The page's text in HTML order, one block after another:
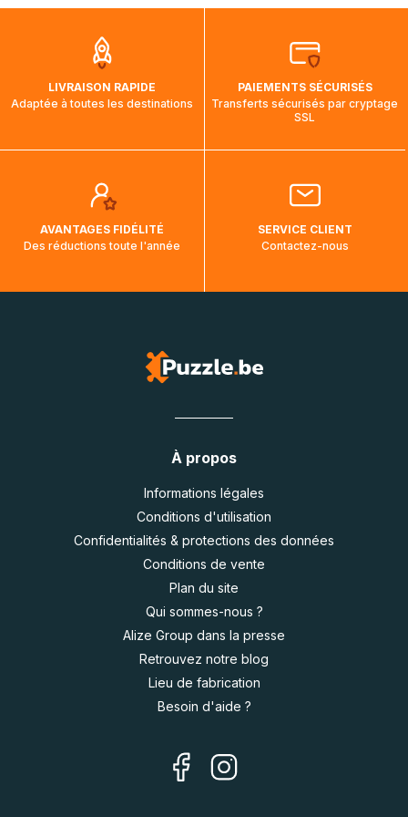
aura touché terre.
LIVRAISON RAPIDE
Adaptée à toutes les destinations
PAIEMENTS SÉCURISÉS
Transferts sécurisés par cryptage
SSL
AVANTAGES FIDÉLITÉ
Des réductions toute l'année
SERVICE CLIENT
Contactez-nous
À propos
Informations légales
Conditions d'utilisation
Confidentialités & protections des données
Conditions de vente
Plan du site
Qui sommes-nous ?
Alize Group dans la presse
Retrouvez notre blog
Lieu de fabrication
Besoin d'aide ?